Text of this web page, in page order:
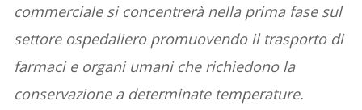
commerciale si concentrerà nella prima fase sul
settore ospedaliero promuovendo il trasporto di
farmaci e organi umani che richiedono la
conservazione a determinate temperature.